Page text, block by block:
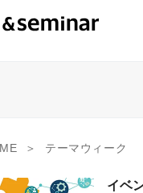
テーマウィーク
イベ